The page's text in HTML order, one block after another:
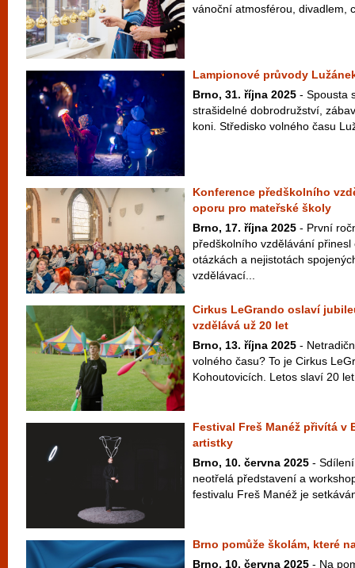
vánoční atmosférou, divadlem,
Lampionové průvody
Brno, 31. října 2025 - Spousta
strašidelné dobrodružství,
koni. Středisko volného času
Konference předškolního
oporu pro mateřské školy
Brno, 17. října 2025 - První
předškolního vzdělávání
otázkách a nejistotách
vzdělávací...
Cirkus LeGrando oslaví
vzdělává už 20 let
Brno, 13. října 2025 -
volného času? To je Cirkus
Kohoutovicích. Letos slaví 20
Festival Freš Manéž přivítá v
artistky
Brno, 10. června 2025 -
neotřelá představení a
festivalu Freš Manéž je
Brno pomůže školám, které
Brno, 10. června 2025 - Na